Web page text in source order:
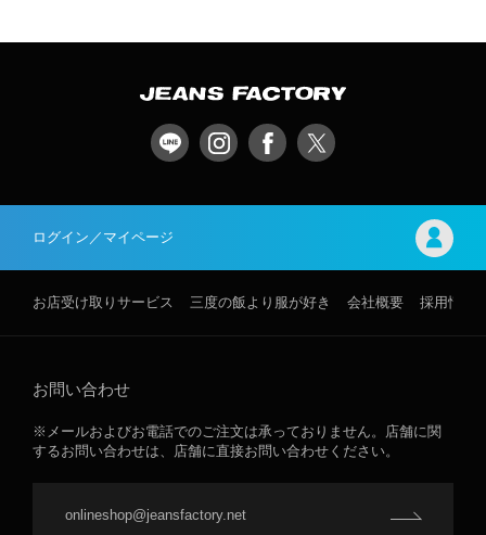
ログイン／マイページ
お店受け取りサービス 三度の飯より服が好き 会社概要 採用情報
お問い合わせ
※メールおよびお電話でのご注文は承っておりません。店舗に関
するお問い合わせは、店舗に直接お問い合わせください。
onlineshop@jeansfactory.net